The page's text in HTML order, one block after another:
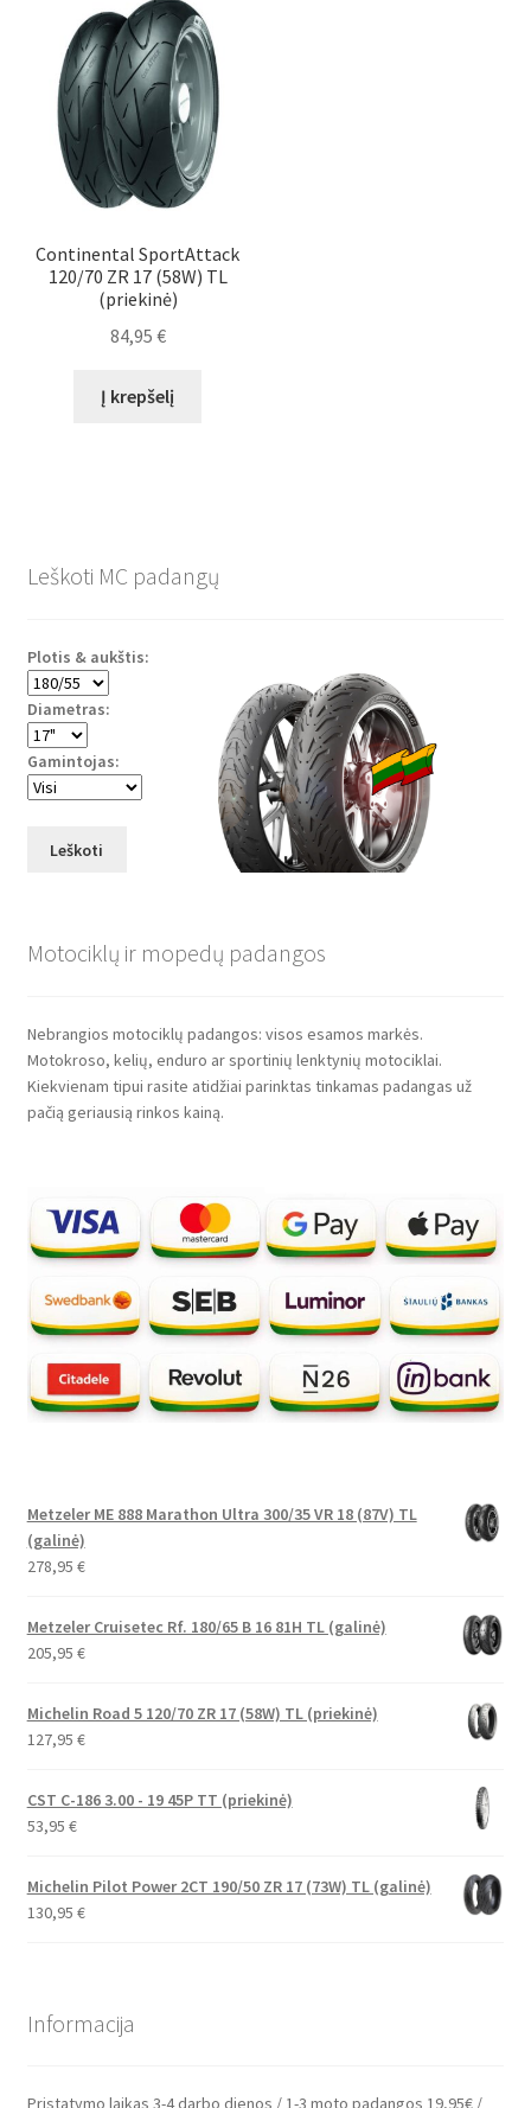
Continental SportAttack
120/70 ZR 17 (58W) TL
(priekinė)
84,95 €
Į krepšelį
Leškoti MC padangų
Plotis & aukštis:
Diametras:
Gamintojas:
Leškoti
Motociklų ir mopedų padangos
Nebrangios motociklų padangos: visos esamos markės.
Motokroso, kelių, enduro ar sportinių lenktynių motociklai.
Kiekvienam tipui rasite atidžiai parinktas tinkamas padangas už
pačią geriausią rinkos kainą.
Metzeler ME 888 Marathon Ultra 300/35 VR 18 (87V) TL
(galinė)
278,95 €
Metzeler Cruisetec Rf. 180/65 B 16 81H TL (galinė)
205,95 €
Michelin Road 5 120/70 ZR 17 (58W) TL (priekinė)
127,95 €
CST C-186 3.00 - 19 45P TT (priekinė)
53,95 €
Michelin Pilot Power 2CT 190/50 ZR 17 (73W) TL (galinė)
130,95 €
Informacija
Pristatymo laikas 3-4 darbo dienos / 1-3 moto padangos 19,95€ /